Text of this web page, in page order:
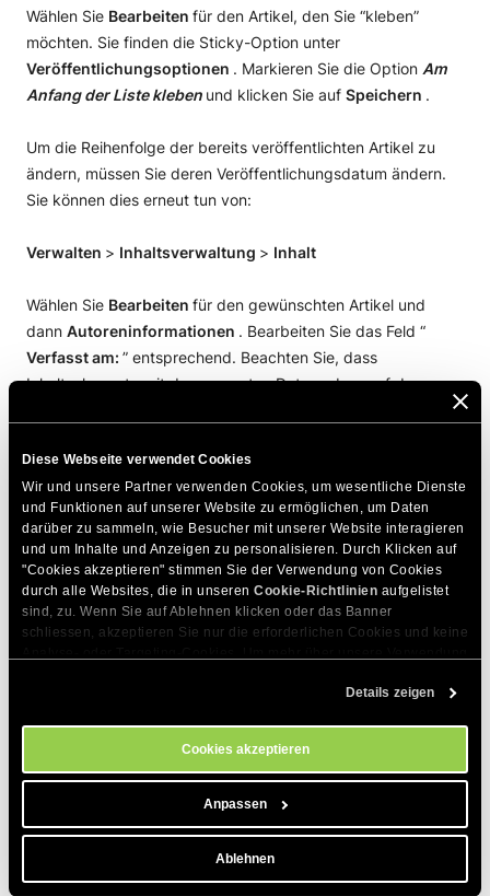
Diese Webseite verwendet Cookies
Wir und unsere Partner verwenden Cookies, um wesentliche Dienste
und Funktionen auf unserer Website zu ermöglichen, um Daten
darüber zu sammeln, wie Besucher mit unserer Website interagieren
und um Inhalte und Anzeigen zu personalisieren. Durch Klicken auf
"Cookies akzeptieren" stimmen Sie der Verwendung von Cookies
durch alle Websites, die in unseren Cookie-Richtlinien aufgelistet
sind, zu. Wenn Sie auf Ablehnen klicken oder das Banner
schliessen, akzeptieren Sie nur die erforderlichen Cookies und keine
. Sie können Ihre Cookie-Einstellungen jederzeit im
Details zeigen
Cookies akzeptieren
Anpassen
Ablehnen
Wählen Sie Bearbeiten für den Artikel, den Sie “kleben”
möchten. Sie finden die Sticky-Option unter
Veröffentlichungsoptionen . Markieren Sie die Option Am
Anfang der Liste kleben und klicken Sie auf Speichern .
Um die Reihenfolge der bereits veröffentlichten Artikel zu
ändern, müssen Sie deren Veröffentlichungsdatum ändern.
Sie können dies erneut tun von:
Verwalten > Inhaltsverwaltung > Inhalt
Wählen Sie Bearbeiten für den gewünschten Artikel und
dann Autoreninformationen . Bearbeiten Sie das Feld “
Verfasst am: ” entsprechend. Beachten Sie, dass
Inhaltselemente mit dem neuesten Datum oben auf den
Beispiel: Wenn Sie 2 Artikel haben, die Sie immer am Anfang
einer Seite haben möchten, sollten beide als klebrig gesetzt
werden. Dann, wenn Sie möchten, dass das eine, das Sie
zuerst gepostet haben, über dem anderen angezeigt wird,
müssen Sie sein Veröffentlichungsdatum zu einem neueren
ändern.
DIESEN ARTIKEL TEILEN
Zum Thema Passende Artikel
Ich erhalte eine Fehlermeldung, wenn ich